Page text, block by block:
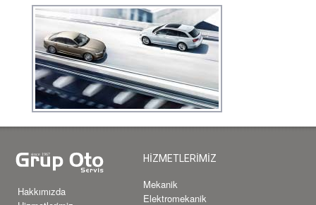
Hakkımızda
HİZMETLERİMİZ
Mekanik
Elektromekanik